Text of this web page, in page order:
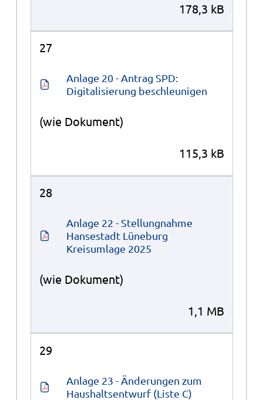
178,3 kB
27
Anlage 20 - Antrag SPD:
Digitalisierung beschleunigen
(wie Dokument)
115,3 kB
28
Anlage 22 - Stellungnahme
Hansestadt Lüneburg
Kreisumlage 2025
(wie Dokument)
1,1 MB
29
Anlage 23 - Änderungen zum
Haushaltsentwurf (Liste C)